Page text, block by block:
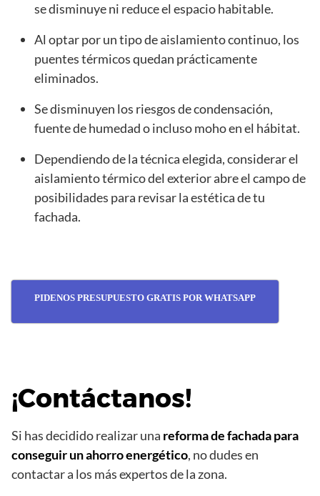
se disminuye ni reduce el espacio habitable.
Al optar por un tipo de aislamiento continuo, los
puentes térmicos quedan prácticamente
eliminados.
Se disminuyen los riesgos de condensación,
fuente de humedad o incluso moho en el hábitat.
Dependiendo de la técnica elegida, considerar el
aislamiento térmico del exterior abre el campo de
posibilidades para revisar la estética de tu
fachada.
PIDENOS PRESUPUESTO GRATIS POR WHATSAPP
¡Contáctanos!
Si has decidido realizar una reforma de fachada para
conseguir un ahorro energético, no dudes en
contactar a los más expertos de la zona.